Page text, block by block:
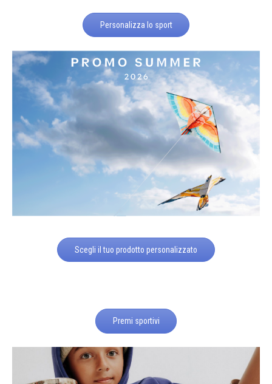
Personalizza lo sport
Scegli il tuo prodotto personalizzato
Premi sportivi